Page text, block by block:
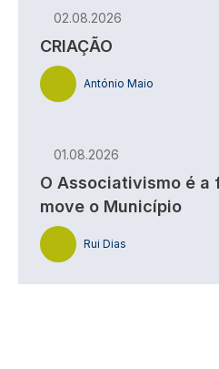
02.08.2026
CRIAÇÃO
António Maio
01.08.2026
O Associativismo é a
move o Município
Rui Dias